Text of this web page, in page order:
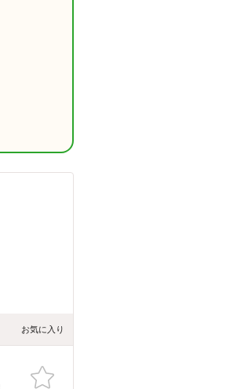
お気に入り